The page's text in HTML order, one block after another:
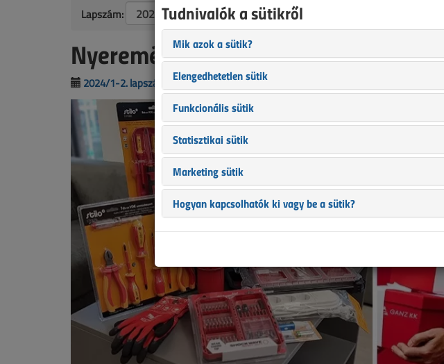
Lapszám:
Nyereményjáték-eredményhirdetés
2024/1-2. lapszám támogatott cikk |
Tudnivalók a sütikről
Mik azok a sütik?
Elengedhetetlen sütik
Funkcionális sütik
Statisztikai sütik
Marketing sütik
Hogyan kapcsolhatók ki vagy be a sütik?